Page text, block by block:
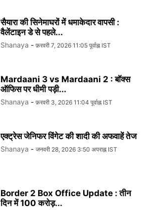
सैयारा की सिनेमाघरों में धमाकेदार वापसी :
वैलेंटाइन डे से पहले...
Shanaya - फ़रवरी 7, 2026 11:05 पूर्वाह्न IST
Mardaani 3 vs Mardaani 2 : बॉक्स
ऑफिस पर धीमी पड़ी...
Shanaya - फ़रवरी 3, 2026 11:04 पूर्वाह्न IST
एक्ट्रेस जेनिफर विंगेट की शादी की अफवाहें तेज
Shanaya - जनवरी 28, 2026 3:50 अपराह्न IST
Border 2 Box Office Update : तीन
दिन में 100 करोड़...